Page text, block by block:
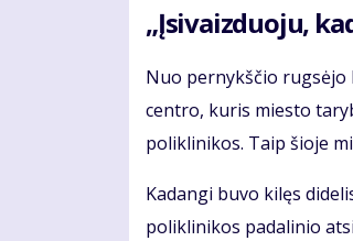
„Įsivaizduoju,
Nuo pernykščio rugsėjo
centro, kuris miesto
poliklinikos. Taip šioje
Kadangi buvo kilęs
poliklinikos padalinio